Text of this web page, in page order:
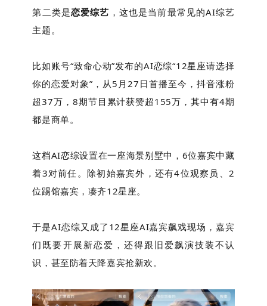
第二类是恋爱综艺 ，这也是当前最常见的AI综艺
主题。
比如账号“致命心动”发布的AI恋综“12星座请选择
你的恋爱对象”，从5月27日首播至今，抖音涨粉
超37万，8期节目累计获赞超155万，其中有4期
都是商单。
这档AI恋综设置在一座海景别墅中，6位嘉宾中藏
着3对前任。除初始嘉宾外，还有4位观察员、2
位踢馆嘉宾，凑齐12星座。
于是AI恋综又成了12星座AI嘉宾飙戏现场，嘉宾
们既要开展新恋爱，还得跟旧爱飙演技装不认
识，甚至防着天降嘉宾抢新欢。